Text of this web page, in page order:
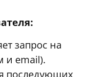
запрос на
и email).
последующих